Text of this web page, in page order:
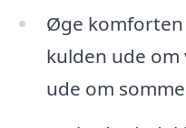
Øge komforten
kulden ude
ude om